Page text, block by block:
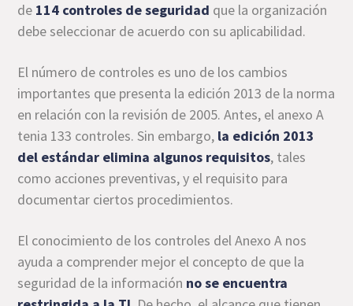
de 114 controles de seguridad que la organización
debe seleccionar de acuerdo con su aplicabilidad.
El número de controles es uno de los cambios
importantes que presenta la edición 2013 de la norma
en relación con la revisión de 2005. Antes, el anexo A
tenia 133 controles. Sin embargo, la edición 2013
del estándar elimina algunos requisitos, tales
como acciones preventivas, y el requisito para
documentar ciertos procedimientos.
El conocimiento de los controles del Anexo A nos
ayuda a comprender mejor el concepto de que la
seguridad de la información no se encuentra